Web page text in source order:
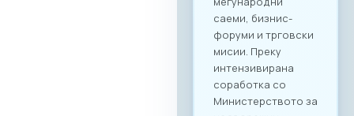
контакт со повеќе
од 20 реномирани
грчки ИКТ компании
кои доаѓаат во
Скопје со цел
воспоставување
конкретна деловна